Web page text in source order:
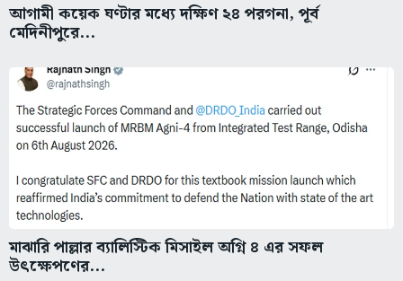
আগামী কয়েক ঘণ্টার মধ্যে দক্ষিণ ২৪ পরগনা, পূর্ব
মেদিনীপুরে...
মাঝারি পাল্লার ব্যালিস্টিক মিসাইল অগ্নি ৪ এর সফল
উৎক্ষেপণের...